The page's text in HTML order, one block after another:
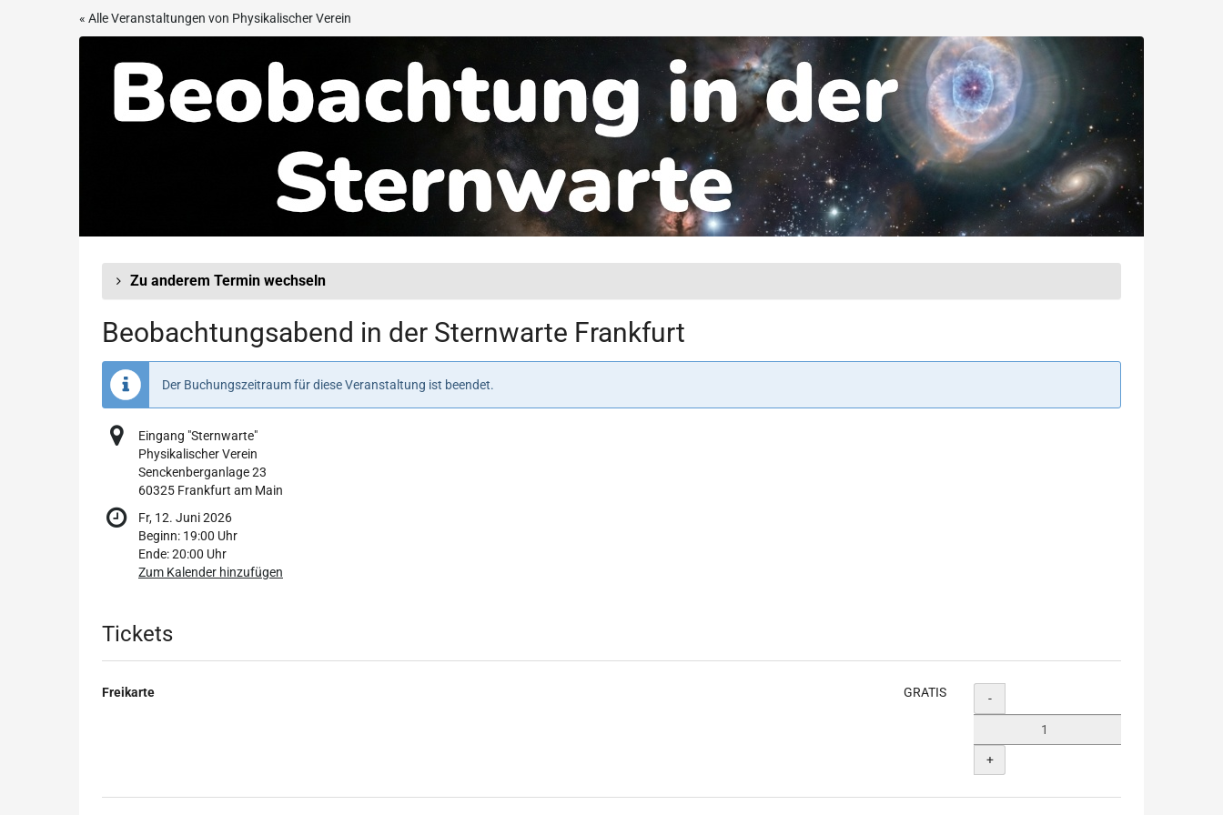
« Alle Veranstaltungen von Physikalischer Verein
Beobachtungsabend
der
Zu anderem Termin wechseln
Beobachtungsabend in der Sternwarte Frankfurt
Der Buchungszeitraum für diese Veranstaltung ist beendet.
Eingang "Sternwarte"
Physikalischer Verein
Senckenberganlage 23
60325 Frankfurt am Main
Fr, 12. Juni 2026
Beginn: 19:00 Uhr
Ende:20:00 Uhr
Zum Kalender hinzufügen
Produkte
Tickets
Freikarte GRATIS Menge
-
+